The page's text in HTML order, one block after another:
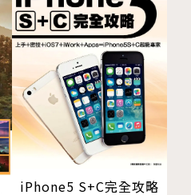
iPhone5 S+C完全攻略